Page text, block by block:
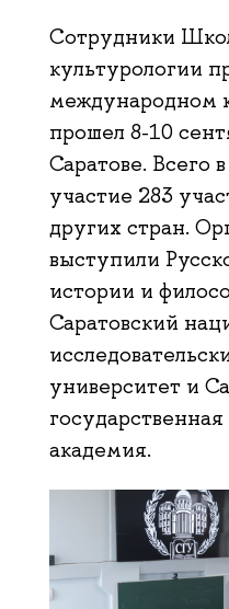
Сотрудники
культурологии
международном
прошел 8-10
Саратове. Всего
участие 283
других стран.
выступили
истории и
Саратовский
университет и
академия.